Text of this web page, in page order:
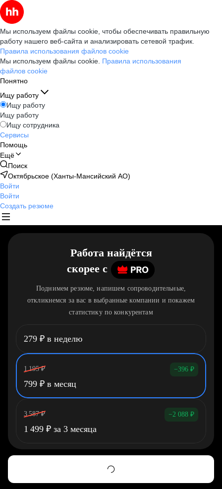
Мы используем файлы cookie, чтобы обеспечивать правильную
работу нашего веб-сайта и анализировать сетевой трафик.
Правила использования файлов cookie
Мы используем файлы cookie. Правила использования
файлов cookie
Понятно
Ищу работу
Ищу работу
Ищу работу
Ищу сотрудника
Сервисы
Помощь
Ещё
Поиск
Октябрьское (Ханты-Мансийский АО)
Войти
Войти
Создать резюме
Работа найдётся
скорее c
Поднимем резюме, напишем сопроводительные,
откликнемся за вас в выбранные компании и покажем
статистику по конкурентам
279 ₽ в неделю
1 195 ₽ −396 ₽
799 ₽ в месяц
3 587 ₽ −2 088 ₽
1 499 ₽ за 3 месяца